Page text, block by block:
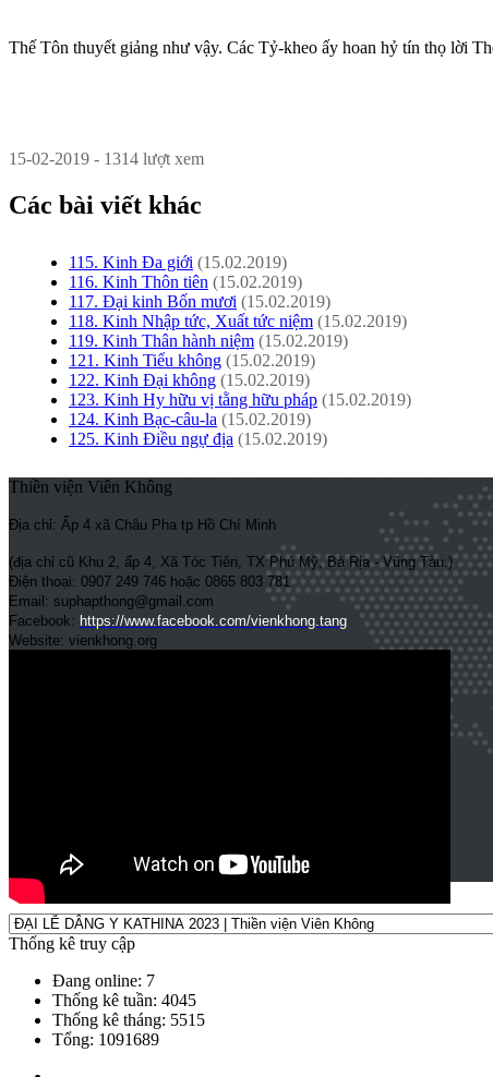
Thế Tôn thuyết giảng như vậy. Các Tỷ-kheo ấy hoan hỷ tín thọ lời
15-02-2019 - 1314 lượt xem
Các bài viết khác
115. Kinh Ða giới (15.02.2019)
116. Kinh Thôn tiên (15.02.2019)
117. Ðại kinh Bốn mươi (15.02.2019)
118. Kinh Nhập tức, Xuất tức niệm (15.02.2019)
119. Kinh Thân hành niệm (15.02.2019)
121. Kinh Tiểu không (15.02.2019)
122. Kinh Ðại không (15.02.2019)
123. Kinh Hy hữu vị tằng hữu pháp (15.02.2019)
124. Kinh Bạc-câu-la (15.02.2019)
125. Kinh Ðiều ngự địa (15.02.2019)
Thiền viện Viên Không
Địa chỉ: Ấp 4 xã Châu Pha tp Hồ Chí Minh
(địa chỉ cũ Khu 2, ấp 4, Xã Tóc Tiên, TX Phú Mỹ, Bà Rịa - Vũng Tàu.)
Điện thoại: 0907 249 746 hoặc 0865 803 781
Email: suphapthong@gmail.com
Facebook: https://www.facebook.com/vienkhong.tang
Website: vienkhong.org
Thống kê truy cập
Đang online: 7
Thống kê tuần: 4045
Thống kê tháng: 5515
Tổng: 1091689